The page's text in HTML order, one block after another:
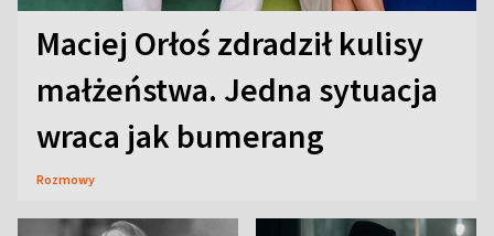
Maciej Orłoś zdradził kulisy
małżeństwa. Jedna sytuacja
wraca jak bumerang
Rozmowy